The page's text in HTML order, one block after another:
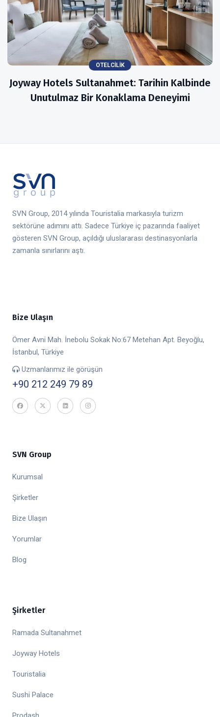
OTELCILIK
Joyway Hotels Sultanahmet: Tarihin Kalbinde
Unutulmaz Bir Konaklama Deneyimi
SVN Group, 2014 yılında Touristalia markasıyla turizm
sektörüne adımını attı. Sadece Türkiye iç pazarında faaliyet
gösteren SVN Group, açıldığı uluslararası destinasyonlarla
zamanla sınırlarını aştı.
Bize Ulaşın
Ömer Avni Mah. İnebolu Sokak No:67 Metehan Apt. Beyoğlu,
İstanbul, Türkiye
Uzmanlarımız ile görüşün
+90 212 249 79 89
SVN Group
Kurumsal
Şirketler
Bize Ulaşın
Yorumlar
Blog
Şirketler
Ramada Sultanahmet
Joyway Hotels
Touristalia
Sushi Palace